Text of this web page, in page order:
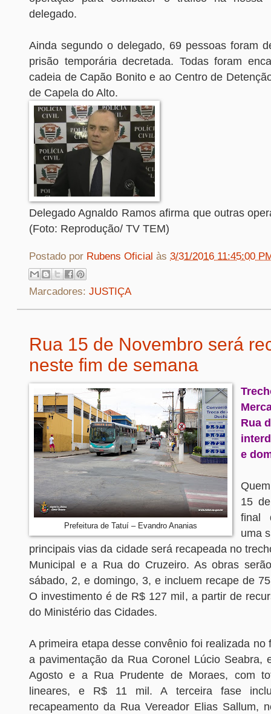
delegado.
Ainda segundo o delegado, 69 pessoas foram
prisão temporária decretada. Todas foram
cadeia de Capão Bonito e ao Centro de
de Capela do Alto.
Delegado Agnaldo Ramos afirma que outras
(Foto: Reprodução/ TV TEM)
Postado por Rubens Oficial às 3/31/2016 11:45:00
Marcadores: JUSTIÇA
Rua 15 de Novembro será
neste fim de semana
Prefeitura de Tatuí – Evandro Ananias
Rua
e
15
final
uma
principais vias da cidade será recapeada no
Municipal e a Rua do Cruzeiro. As obras
sábado, 2, e domingo, 3, e incluem recape de
O investimento é de R$ 127 mil, a partir de
do Ministério das Cidades.
A primeira etapa desse convênio foi realizada no
a pavimentação da Rua Coronel Lúcio Seabra,
Agosto e a Rua Prudente de Moraes, com
lineares, e R$ 11 mil. A terceira fase
recapeamento da Rua Vereador Elias Sallum,